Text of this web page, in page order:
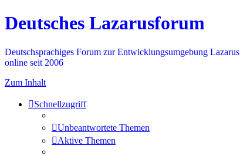
Deutsches Lazarusforum
Deutschsprachiges Forum zur Entwicklungsumgebung Lazarus
online seit 2006
Zum Inhalt
Schnellzugriff
Unbeantwortete Themen
Aktive Themen